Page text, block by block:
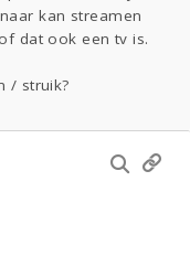
kan streamen
dat ook een tv is.
/ struik?